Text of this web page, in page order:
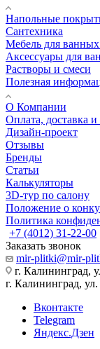
Напольные
Сантехника
Мебель для
Аксессуары для
Растворы и смеси
Полезная
О Компании
Оплата, доставка и
Дизайн-проект
Отзывы
Бренды
Статьи
Калькуляторы
3D-тур по салону
Положение о
Политика
+7 (4012) 31-22-00
Заказать звонок
mir-plitki@mir-
г. Калининград,
г. Калининград,
Вконтакте
Telegram
Яндекс.Дзен